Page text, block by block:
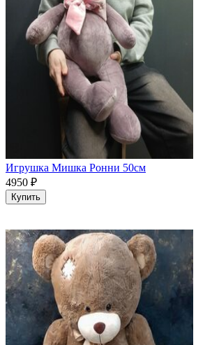
Игрушка Мишка Ронни 50см
4950 ₽
Купить